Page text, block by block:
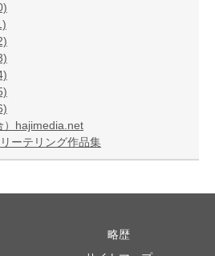
）hajimedia.net
ーテリング作品集
略歴